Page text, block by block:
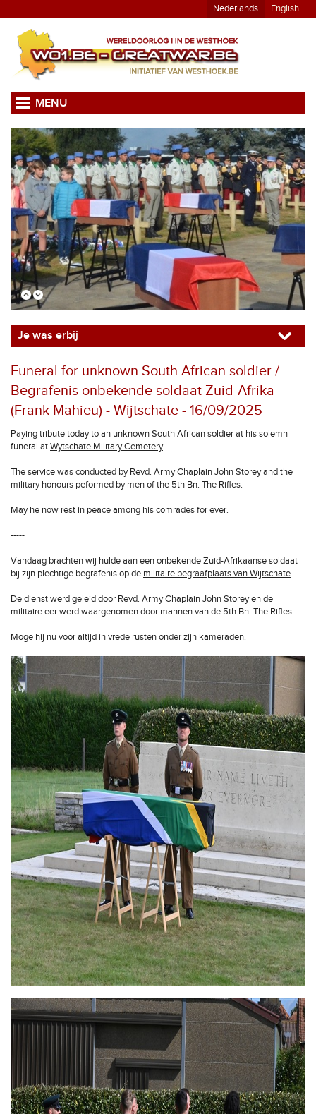
Nederlands English
MENU
Je was erbij
Funeral for unknown South African soldier /
Begrafenis onbekende soldaat Zuid-Afrika
(Frank Mahieu) - Wijtschate - 16/09/2025
Paying tribute today to an unknown South African soldier at his solemn
funeral atWytschate Military Cemetery.
The service was conducted by Revd. Army Chaplain John Storey and the
military honours peformed by men of the 5th Bn. The Rifles.
May he now rest in peace among his comrades for ever.
-----
Vandaag brachten wij hulde aan een onbekende Zuid-Afrikaanse soldaat
bij zijn plechtige begrafenis op de militaire begraafplaats van Wijtschate.
De dienst werd geleid door Revd. Army Chaplain John Storey en de
militaire eer werd waargenomen door mannen van de 5th Bn. The Rifles.
Moge hij nu voor altijd in vrede rusten onder zijn kameraden.